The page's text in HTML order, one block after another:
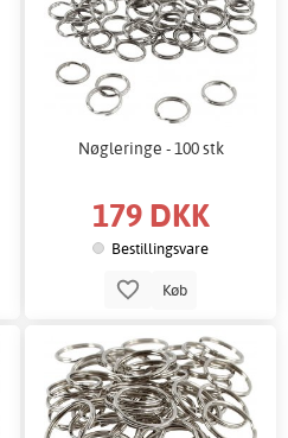
Nøgleringe - 100 stk
179 DKK
Bestillingsvare
Køb